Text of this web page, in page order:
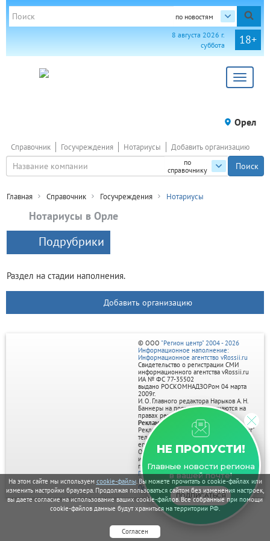
На этом сайте мы используем cookie-файлы. Вы можете прочитать о cookie-файлах или
изменить настройки браузера. Продолжая пользоваться сайтом без изменения настроек,
вы даете согласие на использование ваших cookie-файлов. Все собранные при помощи
cookie-файлов данные будут храниться на территории РФ.
Согласен
по новостям
18+
8 августа 2026 г.
суббота
Toggle
Орел
по
справочнику
Справочник Госучреждения Нотариусы Добавить организацию
Главная Справочник Госучреждения Нотариусы
Нотариусы в Орле
Подрубрики
Раздел на стадии наполнения.
Добавить организацию
НЕ ПРОПУСТИ!
Главные новости региона
в вашей почте!
ПОДПИСАТЬСЯ
© ООО "Регион центр" 2004 - 2026
Информационное наполнение:
Информационное агентство vRossii.ru
Свидетельство о регистрации СМИ
информационного агентства vRossii.ru
ИА № ФС 77‑35502
выдано РОСКОМНАДЗОРом 04 марта
2009г.
И. О. Главного редактора Нарыков А. Н.
Баннеры на портале размещаются на
правах рекламы.
Реклама на портале:
Рекламное агентство "Умный маркетинг"
тел. 7-910-267-70-40,
email: umnyy.marketing@yandex.ru
Отдельные публикации могут содержать
информацию, не предназначенную для
пользователей до 18 лет.
Политика в отношении обработки
персональных данных
Политика обработки файлов cookie